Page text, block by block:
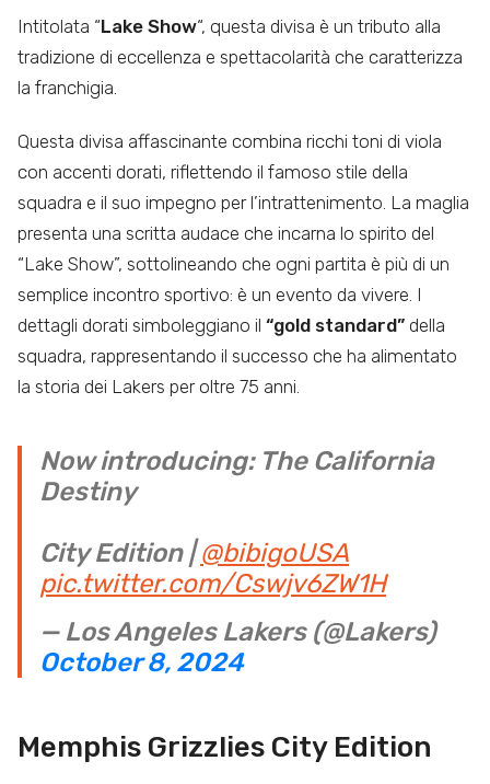
Intitolata “Lake Show“, questa divisa è un tributo alla
tradizione di eccellenza e spettacolarità che caratterizza
la franchigia.
Questa divisa affascinante combina ricchi toni di viola
con accenti dorati, riflettendo il famoso stile della
squadra e il suo impegno per l’intrattenimento. La maglia
presenta una scritta audace che incarna lo spirito del
“Lake Show”, sottolineando che ogni partita è più di un
semplice incontro sportivo: è un evento da vivere. I
dettagli dorati simboleggiano il “gold standard” della
squadra, rappresentando il successo che ha alimentato
la storia dei Lakers per oltre 75 anni.
Now introducing: The California
Destiny
City Edition |@bibigoUSA
pic.twitter.com/Cswjv6ZW1H
— Los Angeles Lakers (@Lakers)
October 8, 2024
Memphis Grizzlies City Edition